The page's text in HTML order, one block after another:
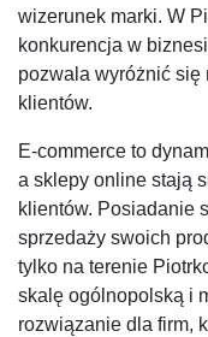
wizerunek marki. W
konkurencja w
pozwala wyróżnić się
klientów.
E-commerce to
a sklepy online stają
klientów. Posiadanie
sprzedaży swoich
tylko na terenie
skalę ogólnopolską i
rozwiązanie dla firm,